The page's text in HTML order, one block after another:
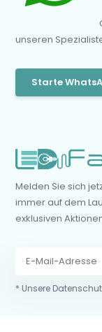
unseren
Starte
Melden Sie sich
immer auf dem
exklusiven
* Unsere